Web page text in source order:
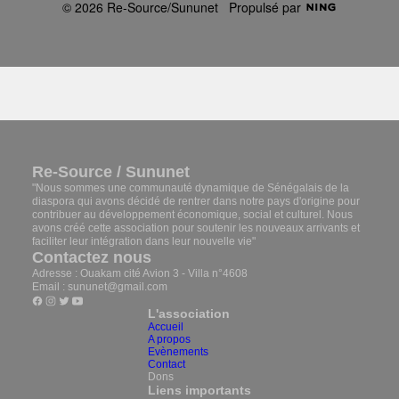
© 2026 Re-Source/Sununet Propulsé par
Re-Source / Sununet
"Nous sommes une communauté dynamique de Sénégalais de la
diaspora qui avons décidé de rentrer dans notre pays d'origine pour
contribuer au développement économique, social et culturel. Nous
avons créé cette association pour soutenir les nouveaux arrivants et
faciliter leur intégration dans leur nouvelle vie"
Contactez nous
Adresse : Ouakam cité Avion 3 - Villa n°4608
Email : sununet@gmail.com
L'association
Accueil
A propos
Evènements
Contact
Dons
Liens importants